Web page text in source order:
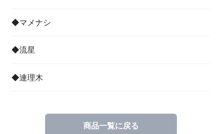
◆マメナシ
◆流星
◆連理木
商品一覧に戻る